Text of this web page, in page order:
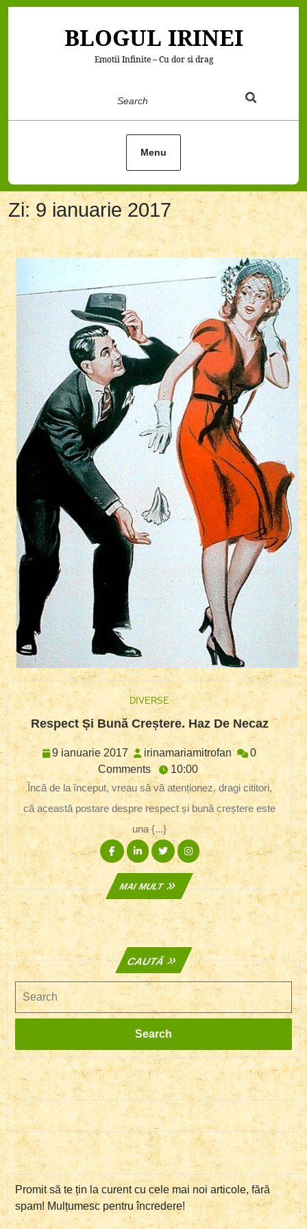
Skip
BLOGUL IRINEI
Emotii Infinite – Cu dor si drag
Menu
Zi:9 ianuarie 2017
DIVERSE
Respect Și Bună Creștere. Haz De Necaz
Și
Bună
Haz
De
Necaz
9 ianuarie 2017 9
ianuarie
2017
irinamariamitrofan
0
Comments
10:00
Încă de la început, vreau să vă atenționez, dragi cititori,
că această postare despre respect și bună creștere este
una {...}
Facebook
LinkedinTwitterInstagram
MAI MULT
MAI
MULT
CAUTĂ
Search
Search
Promit să te țin la curent cu cele mai noi articole, fără
spam! Mulțumesc pentru încredere!